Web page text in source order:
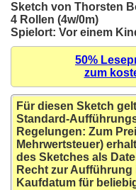
Sketch von Thorsten
4 Rollen (4w/0m)
Spielort: Vor einem
50%
zum
Für diesen Sketch
Standard-
Regelungen: Zum
Mehrwertsteuer)
des Sketches als
Recht zur
Kaufdatum für